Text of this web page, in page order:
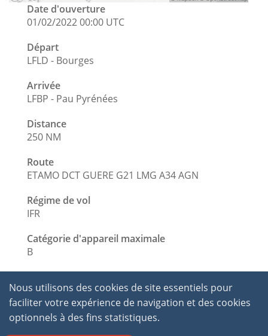
Nous utilisons des cookies de site essentiels pour
faciliter votre expérience de navigation et des cookies
optionnels à des fins statistiques.
Date d'ouverture
01/02/2022 00:00 UTC
Départ
LFLD - Bourges
Arrivée
LFBP - Pau Pyrénées
Distance
250 NM
Route
ETAMO DCT GUERE G21 LMG A34 AGN
Régime de vol
IFR
Catégorie d'appareil maximale
B